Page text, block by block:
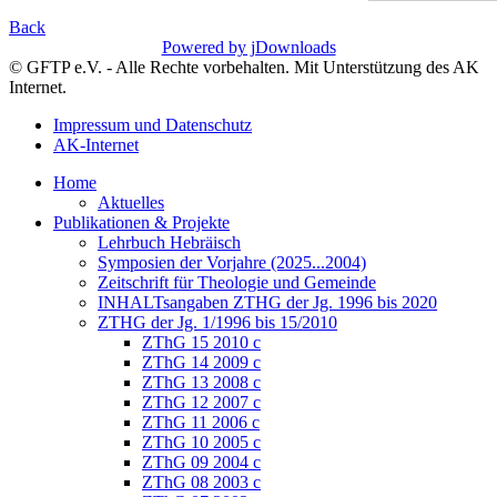
Back
Powered by jDownloads
© GFTP e.V. - Alle Rechte vorbehalten. Mit Unterstützung des AK
Internet.
Impressum und Datenschutz
AK-Internet
Home
Aktuelles
Publikationen & Projekte
Lehrbuch Hebräisch
Symposien der Vorjahre (2025...2004)
Zeitschrift für Theologie und Gemeinde
INHALTsangaben ZTHG der Jg. 1996 bis 2020
ZTHG der Jg. 1/1996 bis 15/2010
ZThG 15 2010 c
ZThG 14 2009 c
ZThG 13 2008 c
ZThG 12 2007 c
ZThG 11 2006 c
ZThG 10 2005 c
ZThG 09 2004 c
ZThG 08 2003 c